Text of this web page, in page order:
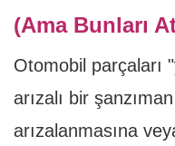
(Ama Bunları
Otomobil parçaları
arızalı bir
arızalanmasına